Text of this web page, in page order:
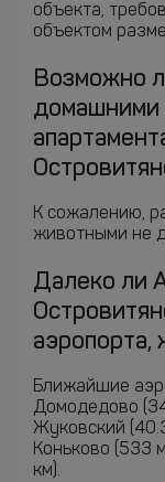
объекта,
объектом
Возможно
домашними
К сожалению,
животными не
Далеко ли
аэропорта,
Ближайшие
Домодедово
Жуковский
Коньково (533
км).